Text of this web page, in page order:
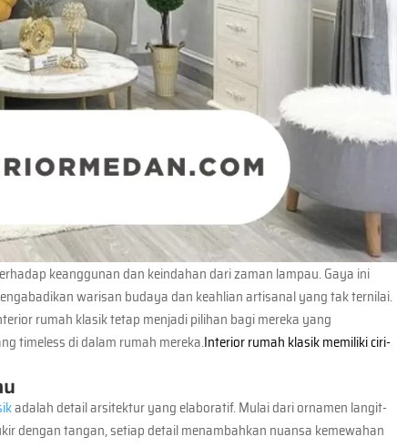
keanggunan dan keindahan dari zaman lampau. Gaya ini
warisan budaya dan keahlian artisanal yang tak ternilai.
rumah klasik tetap menjadi pilihan bagi mereka yang
timeless di dalam rumah mereka.Interior rumah klasik memiliki ciri-
adalah detail arsitektur yang elaboratif. Mulai dari ornamen langit-
dengan tangan, setiap detail menambahkan nuansa kemewahan